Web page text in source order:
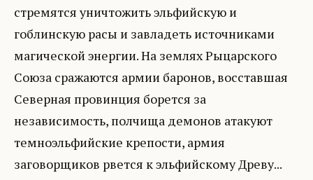
стремятся уничтожить эльфийскую и
гоблинскую расы и завладеть источниками
магической энергии. На землях Рыцарского
Союза сражаются армии баронов, восставшая
Северная провинция борется за
независимость, полчища демонов атакуют
темноэльфийские крепости, армия
заговорщиков рвется к эльфийскому Древу...